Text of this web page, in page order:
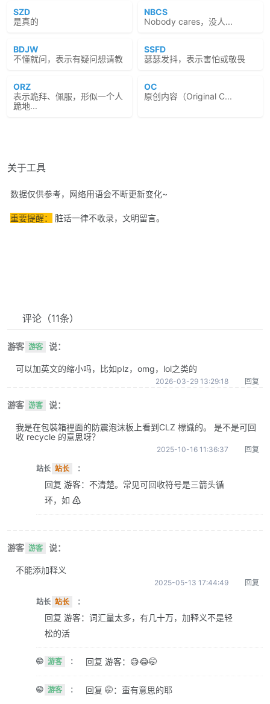
SZD
是真的
NBCS
Nobody cares，没人...
BDJW
不懂就问，表示有疑问想请教
SSFD
瑟瑟发抖，表示害怕或敬畏
ORZ
表示跪拜、佩服，形似一个人
跪地...
OC
原创内容（Original C...
关于工具
数据仅供参考，网络用语会不断更新变化~
重要提醒： 脏话一律不收录，文明留言。
评论 （11条）
游客 游客 说：
可以加英文的缩小吗，比如plz，omg，lol之类的
2026-03-29 13:29:18 回复
游客 游客 说：
我是在包裝箱裡面的防震泡沫板上看到CLZ 標識的。 是不是可回
收 recycle 的意思呀？
2025-10-16 11:36:37 回复
站长 站长 ：
回复 游客：不清楚。常见可回收符号是三箭头循
环，如 ♴
游客 游客 说：
不能添加释义
2025-05-13 17:44:49 回复
站长 站长 ：
回复 游客：词汇量太多，有几十万，加释义不是轻
松的活
🤭 游客 ： 回复 游客：😅😂🤭
🤭 游客 ： 回复 🤭：蛮有意思的耶